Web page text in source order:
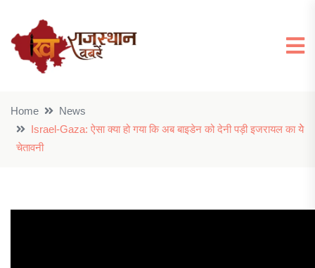
Home
News
Israel-Gaza: ऐसा क्या हो गया कि अब बाइडेन को देनी पड़ी इजरायल का येे
चेतावनी